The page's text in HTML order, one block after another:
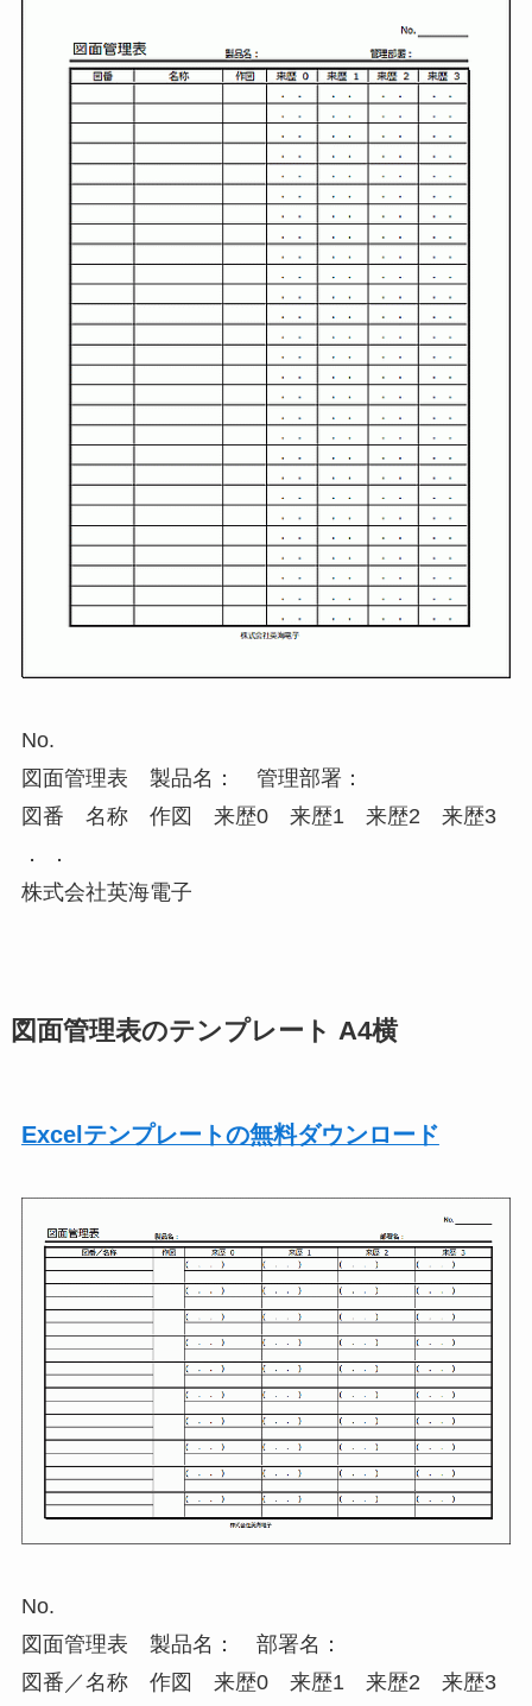
No.
図面管理表 製品名： 管理部署：
図番 名称 作図 来歴0 来歴1 来歴2 来歴3
． ．
株式会社英海電子
図面管理表のテンプレート A4横
Excelテンプレートの無料ダウンロード
No.
図面管理表 製品名： 部署名：
図番／名称 作図 来歴0 来歴1 来歴2 来歴3